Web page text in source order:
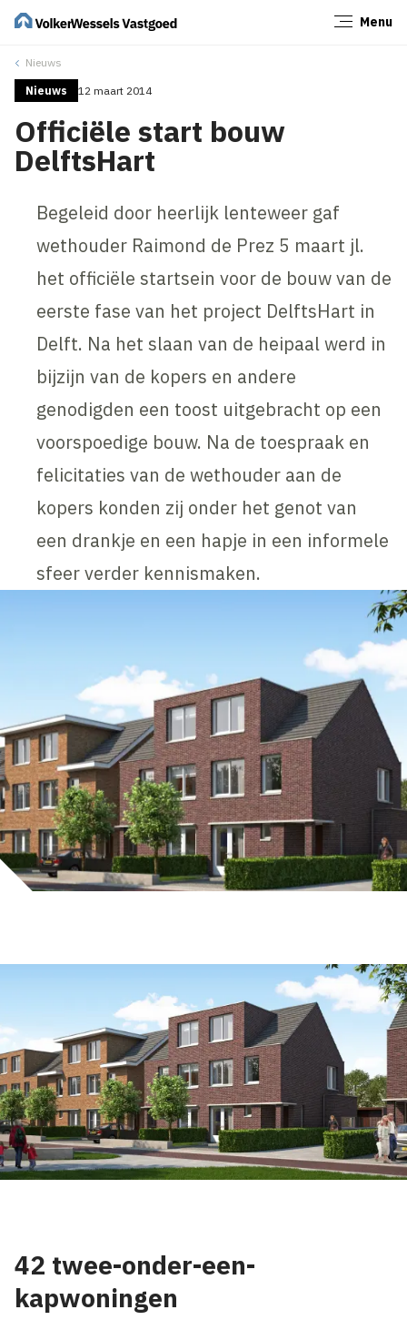
Menu
Nieuws
Nieuws 12 maart 2014
Officiële start bouw
DelftsHart
Begeleid door heerlijk lenteweer gaf
wethouder Raimond de Prez 5 maart jl.
het officiële startsein voor de bouw van de
eerste fase van het project DelftsHart in
Delft. Na het slaan van de heipaal werd in
bijzijn van de kopers en andere
genodigden een toost uitgebracht op een
voorspoedige bouw. Na de toespraak en
felicitaties van de wethouder aan de
kopers konden zij onder het genot van
een drankje en een hapje in een informele
sfeer verder kennismaken.
42 twee-onder-een-
kapwoningen
Sluiten